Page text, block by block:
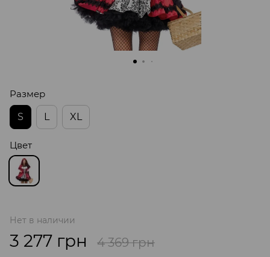
Размер
S
L XL
Цвет
Нет в наличии
3 277 грн 4 369 грн